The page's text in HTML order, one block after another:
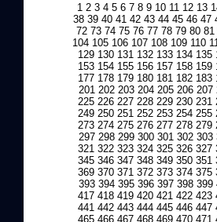
1 2 3 4 5 6 7 8 9 10 11 12 13
38 39 40 41 42 43 44 45 46 47
72 73 74 75 76 77 78 79 80 81
104 105 106 107 108 109 110
129 130 131 132 133 134 135
153 154 155 156 157 158 159
177 178 179 180 181 182 183
201 202 203 204 205 206 207
225 226 227 228 229 230 231
249 250 251 252 253 254 255
273 274 275 276 277 278 279
297 298 299 300 301 302 303
321 322 323 324 325 326 327
345 346 347 348 349 350 351
369 370 371 372 373 374 375
393 394 395 396 397 398 399
417 418 419 420 421 422 423
441 442 443 444 445 446 447
465 466 467 468 469 470 471